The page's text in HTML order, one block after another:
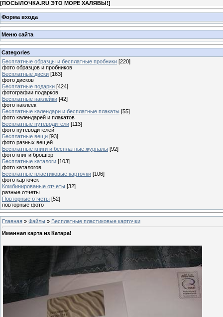
[ПОСЫЛОЧКА.RU ЭТО МОРЕ ХАЛЯВЫ!]
Форма входа
Меню сайта
Categories
Бесплатные образцы и бесплатные пробники [220]
фото образцов и пробников
Бесплатные диски [163]
фото дисков
Бесплатные подарки [424]
фотографии подарков
Бесплатные наклейки [42]
фото наклеек
Бесплатные календари и бесплатные плакаты [55]
фото календарей и плакатов
Бесплатные путеводители [113]
фото путеводителей
Бесплатные вещи [93]
фото разных вещей
Бесплатные книги и бесплатные журналы [92]
фото книг и брошюр
Бесплатные каталоги [103]
фото каталогов
Бесплатные пластиковые карточки [106]
фото карточек
Комбинированые отчеты [32]
разные отчеты
Повторные отчеты [52]
повторные фото
Главная » Файлы » Бесплатные пластиковые карточки
Именная карта из Катара!